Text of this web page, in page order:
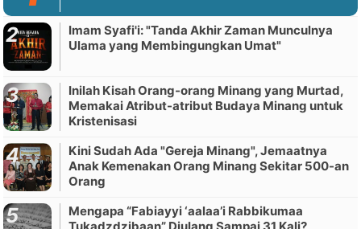
Imam Syafi'i: "Tanda Akhir Zaman Munculnya
Ulama yang Membingungkan Umat"
Inilah Kisah Orang-orang Minang yang Murtad,
Memakai Atribut-atribut Budaya Minang untuk
Kristenisasi
Kini Sudah Ada "Gereja Minang", Jemaatnya
Anak Kemenakan Orang Minang Sekitar 500-an
Orang
Mengapa “Fabiayyi ‘aalaa’i Rabbikumaa
Tukadzdzibaan” Diulang Sampai 31 Kali?